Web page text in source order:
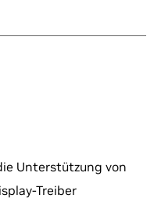
Unterstützung von
Treiber